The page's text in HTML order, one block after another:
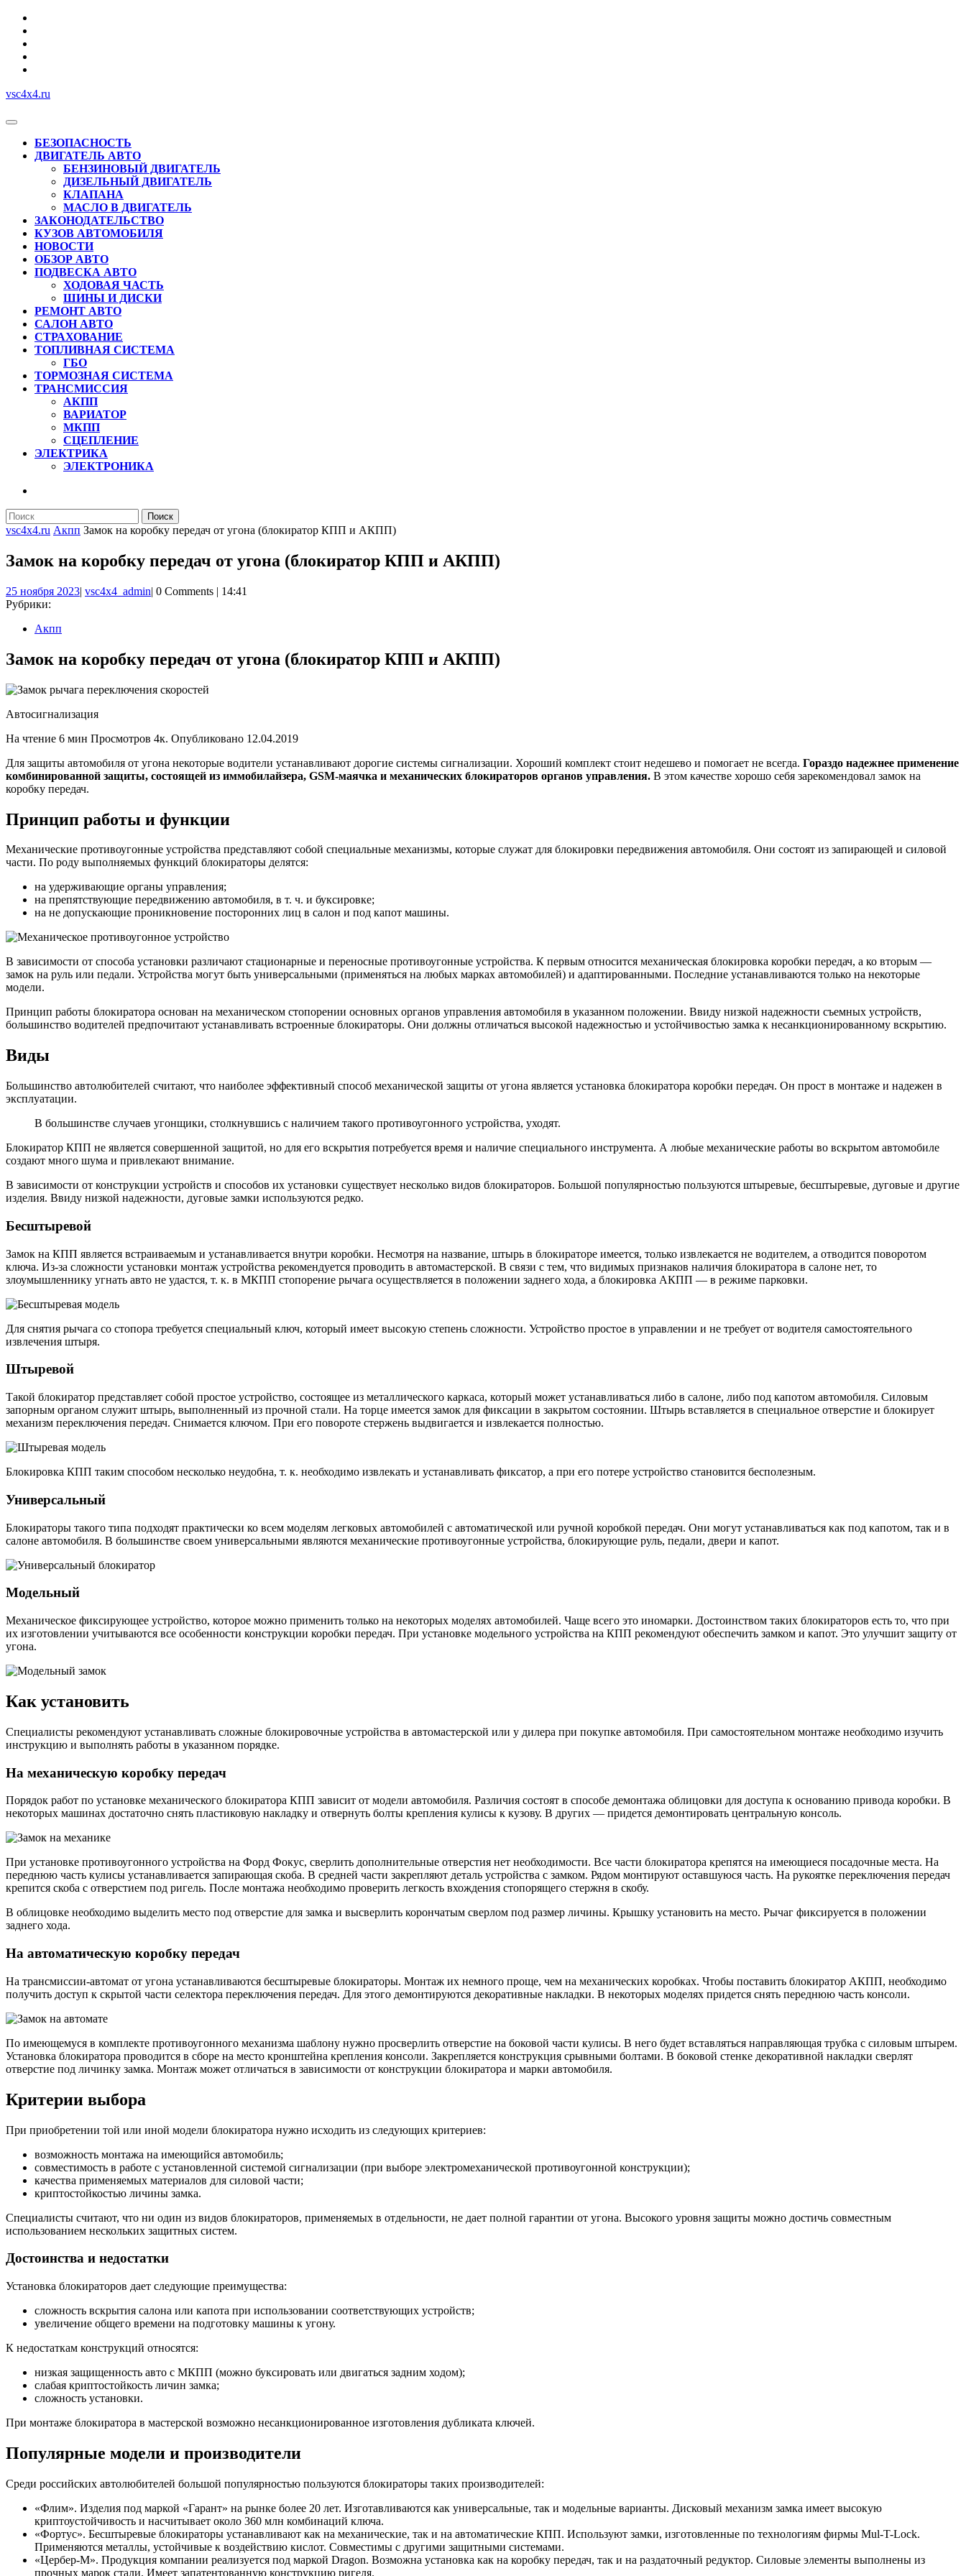
Перейти
содержимому
vsc4x4.ru
Кнопка
ОткрытьБЕЗОПАСНОСТЬ
ДВИГАТЕЛЬ АВТО
БЕНЗИНОВЫЙ ДВИГАТЕЛЬ
ДИЗЕЛЬНЫЙ ДВИГАТЕЛЬ
КЛАПАНА
МАСЛО В ДВИГАТЕЛЬ
ЗАКОНОДАТЕЛЬСТВО
КУЗОВ АВТОМОБИЛЯ
НОВОСТИ
ОБЗОР АВТО
ПОДВЕСКА АВТО
ХОДОВАЯ ЧАСТЬ
ШИНЫ И ДИСКИ
РЕМОНТ АВТО
САЛОН АВТО
СТРАХОВАНИЕ
ТОПЛИВНАЯ СИСТЕМА
ГБО
ТОРМОЗНАЯ СИСТЕМА
ТРАНСМИССИЯ
АКПП
ВАРИАТОР
МКПП
СЦЕПЛЕНИЕ
ЭЛЕКТРИКА
ЭЛЕКТРОНИКА
КНОПКА
Найти:
vsc4x4.ru Акпп Замок на коробку передач от угона (блокиратор КПП и АКПП)
Замок на коробку передач от угона (блокиратор КПП и АКПП)
25 ноября 202325
| vsc4x4_adminvsc4x4_admin
| 0 Comments | 14:41
Рубрики:
Акпп
Замок на коробку передач от угона (блокиратор КПП и АКПП)
Автосигнализация
На чтение 6 мин Просмотров 4к. Опубликовано 12.04.2019
Для защиты автомобиля от угона некоторые водители устанавливают дорогие системы сигнализации. Хороший комплект стоит недешево и помогает не всегда. Гораздо надежнее применение
комбинированной защиты, состоящей из иммобилайзера, GSM-маячка и механических блокираторов органов управления. В этом качестве хорошо себя зарекомендовал замок на
коробку передач.
Принцип работы и функции
Механические противоугонные устройства представляют собой специальные механизмы, которые служат для блокировки передвижения автомобиля. Они состоят из запирающей и силовой
части. По роду выполняемых функций блокираторы делятся:
на удерживающие органы управления;
на препятствующие передвижению автомобиля, в т. ч. и буксировке;
на не допускающие проникновение посторонних лиц в салон и под капот машины.
В зависимости от способа установки различают стационарные и переносные противоугонные устройства. К первым относится механическая блокировка коробки передач, а ко вторым —
замок на руль или педали. Устройства могут быть универсальными (применяться на любых марках автомобилей) и адаптированными. Последние устанавливаются только на некоторые
модели.
Принцип работы блокиратора основан на механическом стопорении основных органов управления автомобиля в указанном положении. Ввиду низкой надежности съемных устройств,
большинство водителей предпочитают устанавливать встроенные блокираторы. Они должны отличаться высокой надежностью и устойчивостью замка к несанкционированному вскрытию.
Виды
Большинство автолюбителей считают, что наиболее эффективный способ механической защиты от угона является установка блокиратора коробки передач. Он прост в монтаже и надежен в
эксплуатации.
В большинстве случаев угонщики, столкнувшись с наличием такого противоугонного устройства, уходят.
Блокиратор КПП не является совершенной защитой, но для его вскрытия потребуется время и наличие специального инструмента. А любые механические работы во вскрытом автомобиле
создают много шума и привлекают внимание.
В зависимости от конструкции устройств и способов их установки существует несколько видов блокираторов. Большой популярностью пользуются штыревые, бесштыревые, дуговые и другие
изделия. Ввиду низкой надежности, дуговые замки используются редко.
Бесштыревой
Замок на КПП является встраиваемым и устанавливается внутри коробки. Несмотря на название, штырь в блокираторе имеется, только извлекается не водителем, а отводится поворотом
ключа. Из-за сложности установки монтаж устройства рекомендуется проводить в автомастерской. В связи с тем, что видимых признаков наличия блокиратора в салоне нет, то
злоумышленнику угнать авто не удастся, т. к. в МКПП стопорение рычага осуществляется в положении заднего хода, а блокировка АКПП — в режиме парковки.
Для снятия рычага со стопора требуется специальный ключ, который имеет высокую степень сложности. Устройство простое в управлении и не требует от водителя самостоятельного
извлечения штыря.
Штыревой
Такой блокиратор представляет собой простое устройство, состоящее из металлического каркаса, который может устанавливаться либо в салоне, либо под капотом автомобиля. Силовым
запорным органом служит штырь, выполненный из прочной стали. На торце имеется замок для фиксации в закрытом состоянии. Штырь вставляется в специальное отверстие и блокирует
механизм переключения передач. Снимается ключом. При его повороте стержень выдвигается и извлекается полностью.
Блокировка КПП таким способом несколько неудобна, т. к. необходимо извлекать и устанавливать фиксатор, а при его потере устройство становится бесполезным.
Универсальный
Блокираторы такого типа подходят практически ко всем моделям легковых автомобилей с автоматической или ручной коробкой передач. Они могут устанавливаться как под капотом, так и в
салоне автомобиля. В большинстве своем универсальными являются механические противоугонные устройства, блокирующие руль, педали, двери и капот.
Модельный
Механическое фиксирующее устройство, которое можно применить только на некоторых моделях автомобилей. Чаще всего это иномарки. Достоинством таких блокираторов есть то, что при
их изготовлении учитываются все особенности конструкции коробки передач. При установке модельного устройства на КПП рекомендуют обеспечить замком и капот. Это улучшит защиту от
угона.
Как установить
Специалисты рекомендуют устанавливать сложные блокировочные устройства в автомастерской или у дилера при покупке автомобиля. При самостоятельном монтаже необходимо изучить
инструкцию и выполнять работы в указанном порядке.
На механическую коробку передач
Порядок работ по установке механического блокиратора КПП зависит от модели автомобиля. Различия состоят в способе демонтажа облицовки для доступа к основанию привода коробки. В
некоторых машинах достаточно снять пластиковую накладку и отвернуть болты крепления кулисы к кузову. В других — придется демонтировать центральную консоль.
При установке противоугонного устройства на Форд Фокус, сверлить дополнительные отверстия нет необходимости. Все части блокиратора крепятся на имеющиеся посадочные места. На
переднюю часть кулисы устанавливается запирающая скоба. В средней части закрепляют деталь устройства с замком. Рядом монтируют оставшуюся часть. На рукоятке переключения передач
крепится скоба с отверстием под ригель. После монтажа необходимо проверить легкость вхождения стопорящего стержня в скобу.
В облицовке необходимо выделить место под отверстие для замка и высверлить корончатым сверлом под размер личины. Крышку установить на место. Рычаг фиксируется в положении
заднего хода.
На автоматическую коробку передач
На трансмиссии-автомат от угона устанавливаются бесштыревые блокираторы. Монтаж их немного проще, чем на механических коробках. Чтобы поставить блокиратор АКПП, необходимо
получить доступ к скрытой части селектора переключения передач. Для этого демонтируются декоративные накладки. В некоторых моделях придется снять переднюю часть консоли.
По имеющемуся в комплекте противоугонного механизма шаблону нужно просверлить отверстие на боковой части кулисы. В него будет вставляться направляющая трубка с силовым штырем.
Установка блокиратора проводится в сборе на место кронштейна крепления консоли. Закрепляется конструкция срывными болтами. В боковой стенке декоративной накладки сверлят
отверстие под личинку замка. Монтаж может отличаться в зависимости от конструкции блокиратора и марки автомобиля.
Критерии выбора
При приобретении той или иной модели блокиратора нужно исходить из следующих критериев:
возможность монтажа на имеющийся автомобиль;
совместимость в работе с установленной системой сигнализации (при выборе электромеханической противоугонной конструкции);
качества применяемых материалов для силовой части;
криптостойкостью личины замка.
Специалисты считают, что ни один из видов блокираторов, применяемых в отдельности, не дает полной гарантии от угона. Высокого уровня защиты можно достичь совместным
использованием нескольких защитных систем.
Достоинства и недостатки
Установка блокираторов дает следующие преимущества:
сложность вскрытия салона или капота при использовании соответствующих устройств;
увеличение общего времени на подготовку машины к угону.
К недостаткам конструкций относятся:
низкая защищенность авто с МКПП (можно буксировать или двигаться задним ходом);
слабая криптостойкость личин замка;
сложность установки.
При монтаже блокиратора в мастерской возможно несанкционированное изготовления дубликата ключей.
Популярные модели и производители
Среди российских автолюбителей большой популярностью пользуются блокираторы таких производителей:
«Флим». Изделия под маркой «Гарант» на рынке более 20 лет. Изготавливаются как универсальные, так и модельные варианты. Дисковый механизм замка имеет высокую
криптоустойчивость и насчитывает около 360 млн комбинаций ключа.
«Фортус». Бесштыревые блокираторы устанавливают как на механические, так и на автоматические КПП. Используют замки, изготовленные по технологиям фирмы Mul-T-Lock.
Применяются металлы, устойчивые к воздействию кислот. Совместимы с другими защитными системами.
«Цербер-М». Продукция компании реализуется под маркой Dragon. Возможна установка как на коробку передач, так и на раздаточный редуктор. Силовые элементы выполнены из
прочных марок стали. Имеет запатентованную конструкцию ригеля.